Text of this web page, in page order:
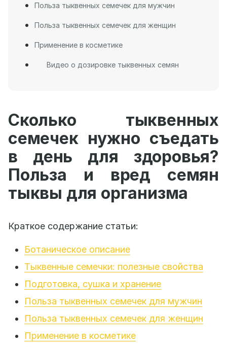
Польза тыквенных семечек для мужчин
Польза тыквенных семечек для женщин
Применение в косметике
Видео о дозировке тыквенных семян
Сколько тыквенных
семечек нужно съедать
в день для здоровья?
Польза и вред семян
тыквы для организма
Краткое содержание статьи:
Ботаническое описание
Тыквенные семечки: полезные свойства
Подготовка, сушка и хранение
Польза тыквенных семечек для мужчин
Польза тыквенных семечек для женщин
Применение в косметике